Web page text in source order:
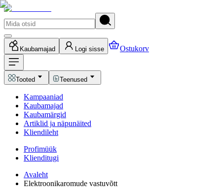
Kaubamajad Logi sisse Ostukorv
Tooted Teenused
Kampaaniad
Kaubamajad
Kaubamärgid
Artiklid ja näpunäited
Kliendileht
Profimüük
Klienditugi
Avaleht
Elektroonikaromude vastuvõtt